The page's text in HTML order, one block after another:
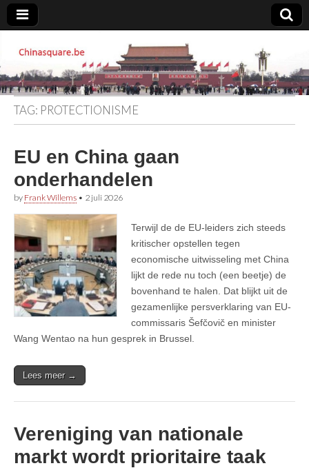
Chinasquare.be
TAG: PROTECTIONISME
EU en China gaan
onderhandelen
by Frank Willems • 2 juli 2026
Terwijl de de EU-leiders zich steeds
kritischer opstellen tegen
economische uitwisseling met China
lijkt de rede nu toch (een beetje) de
bovenhand te halen. Dat blijkt uit de
gezamenlijke persverklaring van EU-
commissaris Šefčovič en minister
Wang Wentao na hun gesprek in Brussel.
Lees meer →
Vereniging van nationale
markt wordt prioritaire taak